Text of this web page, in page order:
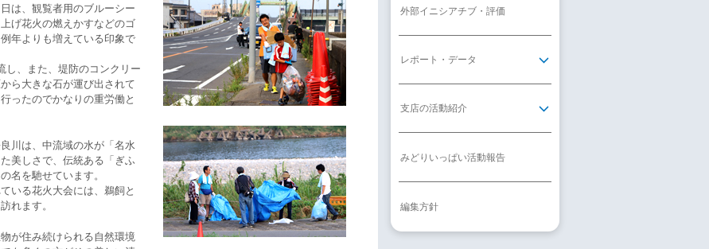
は、観覧者用のブルーシー
げ花火の燃えかすなどのゴ
年よりも増えている印象で
し、また、堤防のコンクリー
ら大きな石が運び出されて
ったのでかなりの重労働と
川は、中流域の水が「名水
美しさで、伝統ある「ぎふ
名を馳せています。
いる花火大会には、鵜飼と
れます。
が住み続けられる自然環境
外部イニシアチブ・評価
レポート・データ
支店の活動紹介
みどりいっぱい活動報告
編集方針